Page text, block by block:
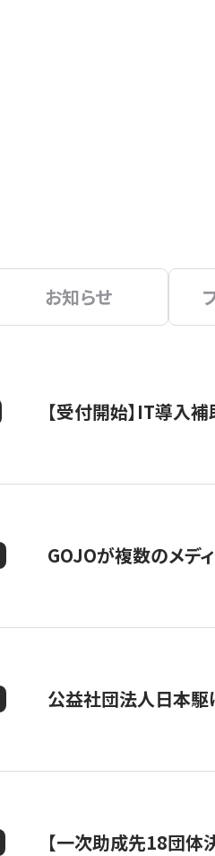
お知らせ
【受付開始】IT導入
GOJOが複数のメデ
公益社団法人日本駆
【一次助成先18団体